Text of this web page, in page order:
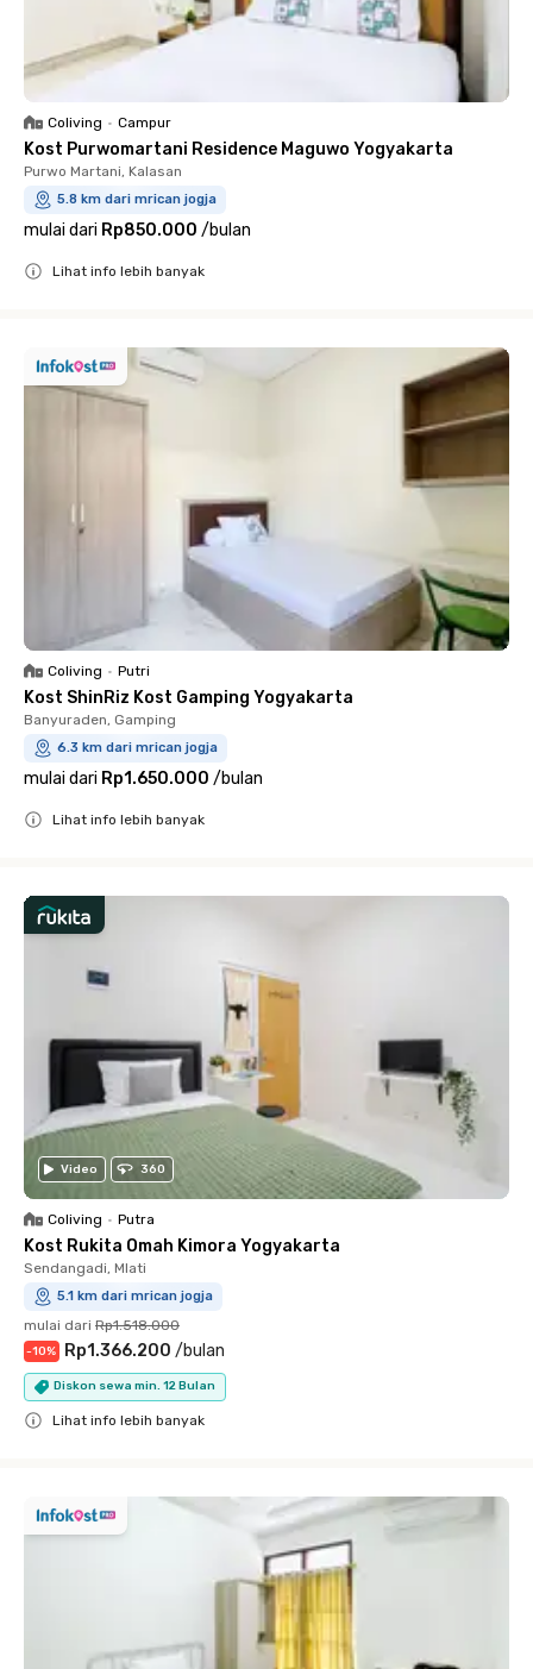
Coliving • Campur
Kost Purwomartani Residence Maguwo Yogyakarta
Purwo Martani, Kalasan
5.8 km dari mrican jogja
mulai dari Rp850.000 /bulan
Lihat info lebih banyak
Coliving • Putri
Kost ShinRiz Kost Gamping Yogyakarta
Banyuraden, Gamping
6.3 km dari mrican jogja
mulai dari Rp1.650.000 /bulan
Lihat info lebih banyak
Video 360
Coliving • Putra
Kost Rukita Omah Kimora Yogyakarta
Sendangadi, Mlati
5.1 km dari mrican jogja
mulai dari Rp1.518.000
-10% Rp1.366.200 /bulan
Diskon sewa min. 12 Bulan
Lihat info lebih banyak